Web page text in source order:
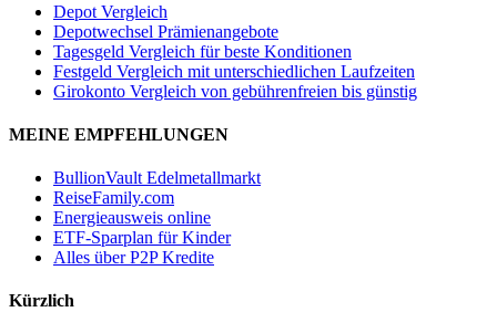
Depot Vergleich
Depotwechsel Prämienangebote
Tagesgeld Vergleich für beste Konditionen
Festgeld Vergleich mit unterschiedlichen Laufzeiten
Girokonto Vergleich von gebührenfreien bis günstig
MEINE EMPFEHLUNGEN
BullionVault Edelmetallmarkt
ReiseFamily.com
Energieausweis online
ETF-Sparplan für Kinder
Alles über P2P Kredite
Kürzlich